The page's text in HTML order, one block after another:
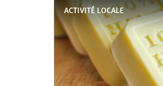
ACTIVITÉ LOCALE